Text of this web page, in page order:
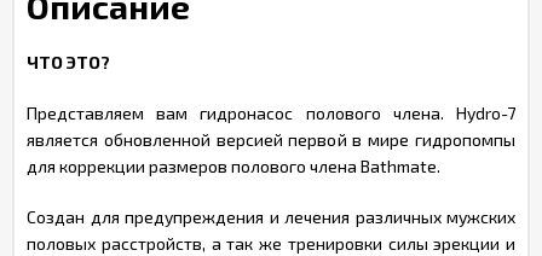
ЧТО ЭТО?
Представляем вам гидронасос полового члена. Hydro-7
является обновленной версией первой в мире гидропомпы
для коррекции размеров полового члена Bathmate.
Создан для предупреждения и лечения различных мужских
половых расстройств, а так же тренировки силы эрекции и